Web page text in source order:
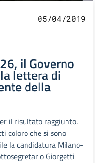
05/04/2019
il Governo
lettera di
della
il risultato raggiunto.
coloro che si sono
la candidatura Milano-
Giorgetti